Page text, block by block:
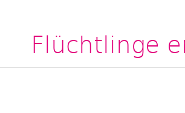
Flüchtlinge